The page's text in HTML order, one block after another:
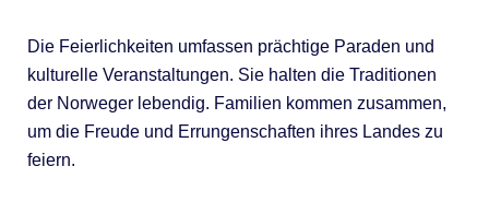
Die Feierlichkeiten umfassen prächtige Paraden und
kulturelle Veranstaltungen. Sie halten die Traditionen
der Norweger lebendig. Familien kommen zusammen,
um die Freude und Errungenschaften ihres Landes zu
feiern.